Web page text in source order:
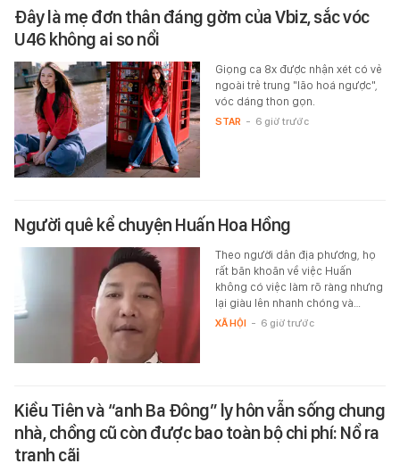
Đây là mẹ đơn thân đáng gờm của Vbiz, sắc vóc
U46 không ai so nổi
Giọng ca 8x được nhận xét có vẻ
ngoài trẻ trung "lão hoá ngược",
vóc dáng thon gọn.
STAR - 6 giờ trước
Người quê kể chuyện Huấn Hoa Hồng
Theo người dân địa phương, họ
rất băn khoăn về việc Huấn
không có việc làm rõ ràng nhưng
lại giàu lên nhanh chóng và…
XÃ HỘI - 6 giờ trước
Kiều Tiên và “anh Ba Đông” ly hôn vẫn sống chung
nhà, chồng cũ còn được bao toàn bộ chi phí: Nổ ra
tranh cãi